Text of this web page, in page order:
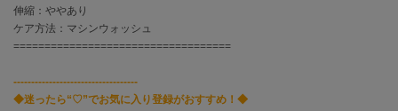
FILA
FRAY I.D
伸縮：ややあり
ケア方法：マシンウォッシュ
===================================
-----------------------------------
◆迷ったら“♡”でお気に入り登録がおすすめ！◆